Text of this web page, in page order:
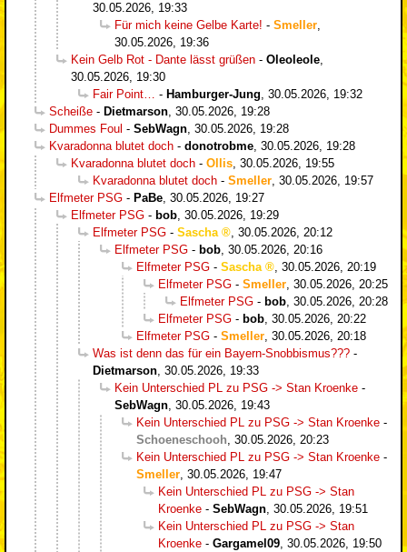
30.05.2026, 19:33
Für mich keine Gelbe Karte! - Smeller
30.05.2026, 19:36
Kein Gelb Rot - Dante lässt grüßen - Oleoleole
30.05.2026, 19:30
Fair Point…
- Hamburger-Jung 30.05.2026, 19:32
Scheiße - Dietmarson 30.05.2026, 19:28
Dummes Foul - SebWagn 30.05.2026, 19:28
Kvaradonna blutet doch - donotrobme 30.05.2026, 19:28
Kvaradonna blutet doch - Ollis 30.05.2026, 19:55
Kvaradonna blutet doch - Smeller 30.05.2026, 19:57
Elfmeter PSG - PaBe 30.05.2026, 19:27
Elfmeter PSG - bob 30.05.2026, 19:29
Elfmeter PSG - Sascha
30.05.2026, 20:12
Elfmeter PSG - bob 30.05.2026, 20:16
Elfmeter PSG - Sascha
30.05.2026, 20:19
Elfmeter PSG - Smeller 30.05.2026, 20:25
Elfmeter PSG - bob 30.05.2026, 20:28
Elfmeter PSG - bob 30.05.2026, 20:22
Elfmeter PSG - Smeller 30.05.2026, 20:18
Was ist denn das für ein Bayern-Snobbismus??? -
Dietmarson 30.05.2026, 19:33
Kein Unterschied PL zu PSG -> Stan Kroenke -
SebWagn 30.05.2026, 19:43
Kein Unterschied PL zu PSG -> Stan Kroenke -
Schoeneschooh 30.05.2026, 20:23
Kein Unterschied PL zu PSG -> Stan Kroenke -
Smeller 30.05.2026, 19:47
Kein Unterschied PL zu PSG -> Stan
Kroenke - SebWagn 30.05.2026, 19:51
Kein Unterschied PL zu PSG -> Stan
Kroenke - Gargamel09 30.05.2026, 19:50